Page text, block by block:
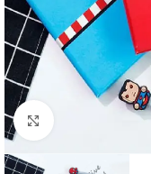
Click to enlarge